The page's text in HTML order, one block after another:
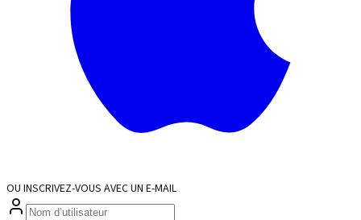
OU INSCRIVEZ-VOUS AVEC UN E-MAIL